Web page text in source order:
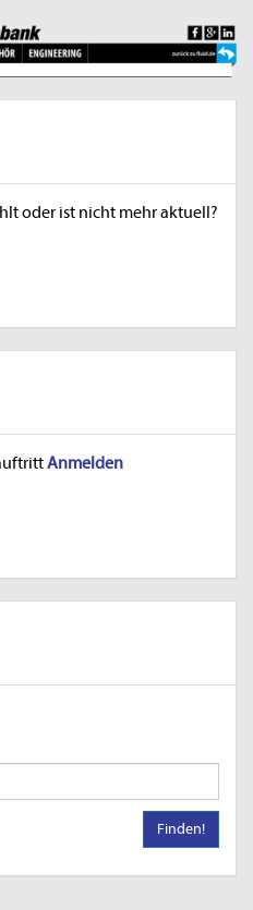
oder ist nicht mehr aktuell?
Anmelden
Finden!